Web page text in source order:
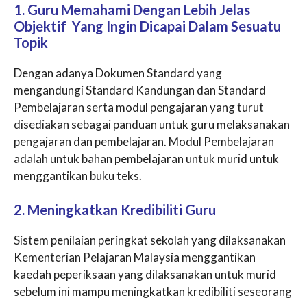
1. Guru Memahami Dengan Lebih Jelas
Objektif Yang Ingin Dicapai Dalam Sesuatu
Topik
Dengan adanya Dokumen Standard yang
mengandungi Standard Kandungan dan Standard
Pembelajaran serta modul pengajaran yang turut
disediakan sebagai panduan untuk guru melaksanakan
pengajaran dan pembelajaran. Modul Pembelajaran
adalah untuk bahan pembelajaran untuk murid untuk
menggantikan buku teks.
2. Meningkatkan Kredibiliti Guru
Sistem penilaian peringkat sekolah yang dilaksanakan
Kementerian Pelajaran Malaysia menggantikan
kaedah peperiksaan yang dilaksanakan untuk murid
sebelum ini mampu meningkatkan kredibiliti seseorang